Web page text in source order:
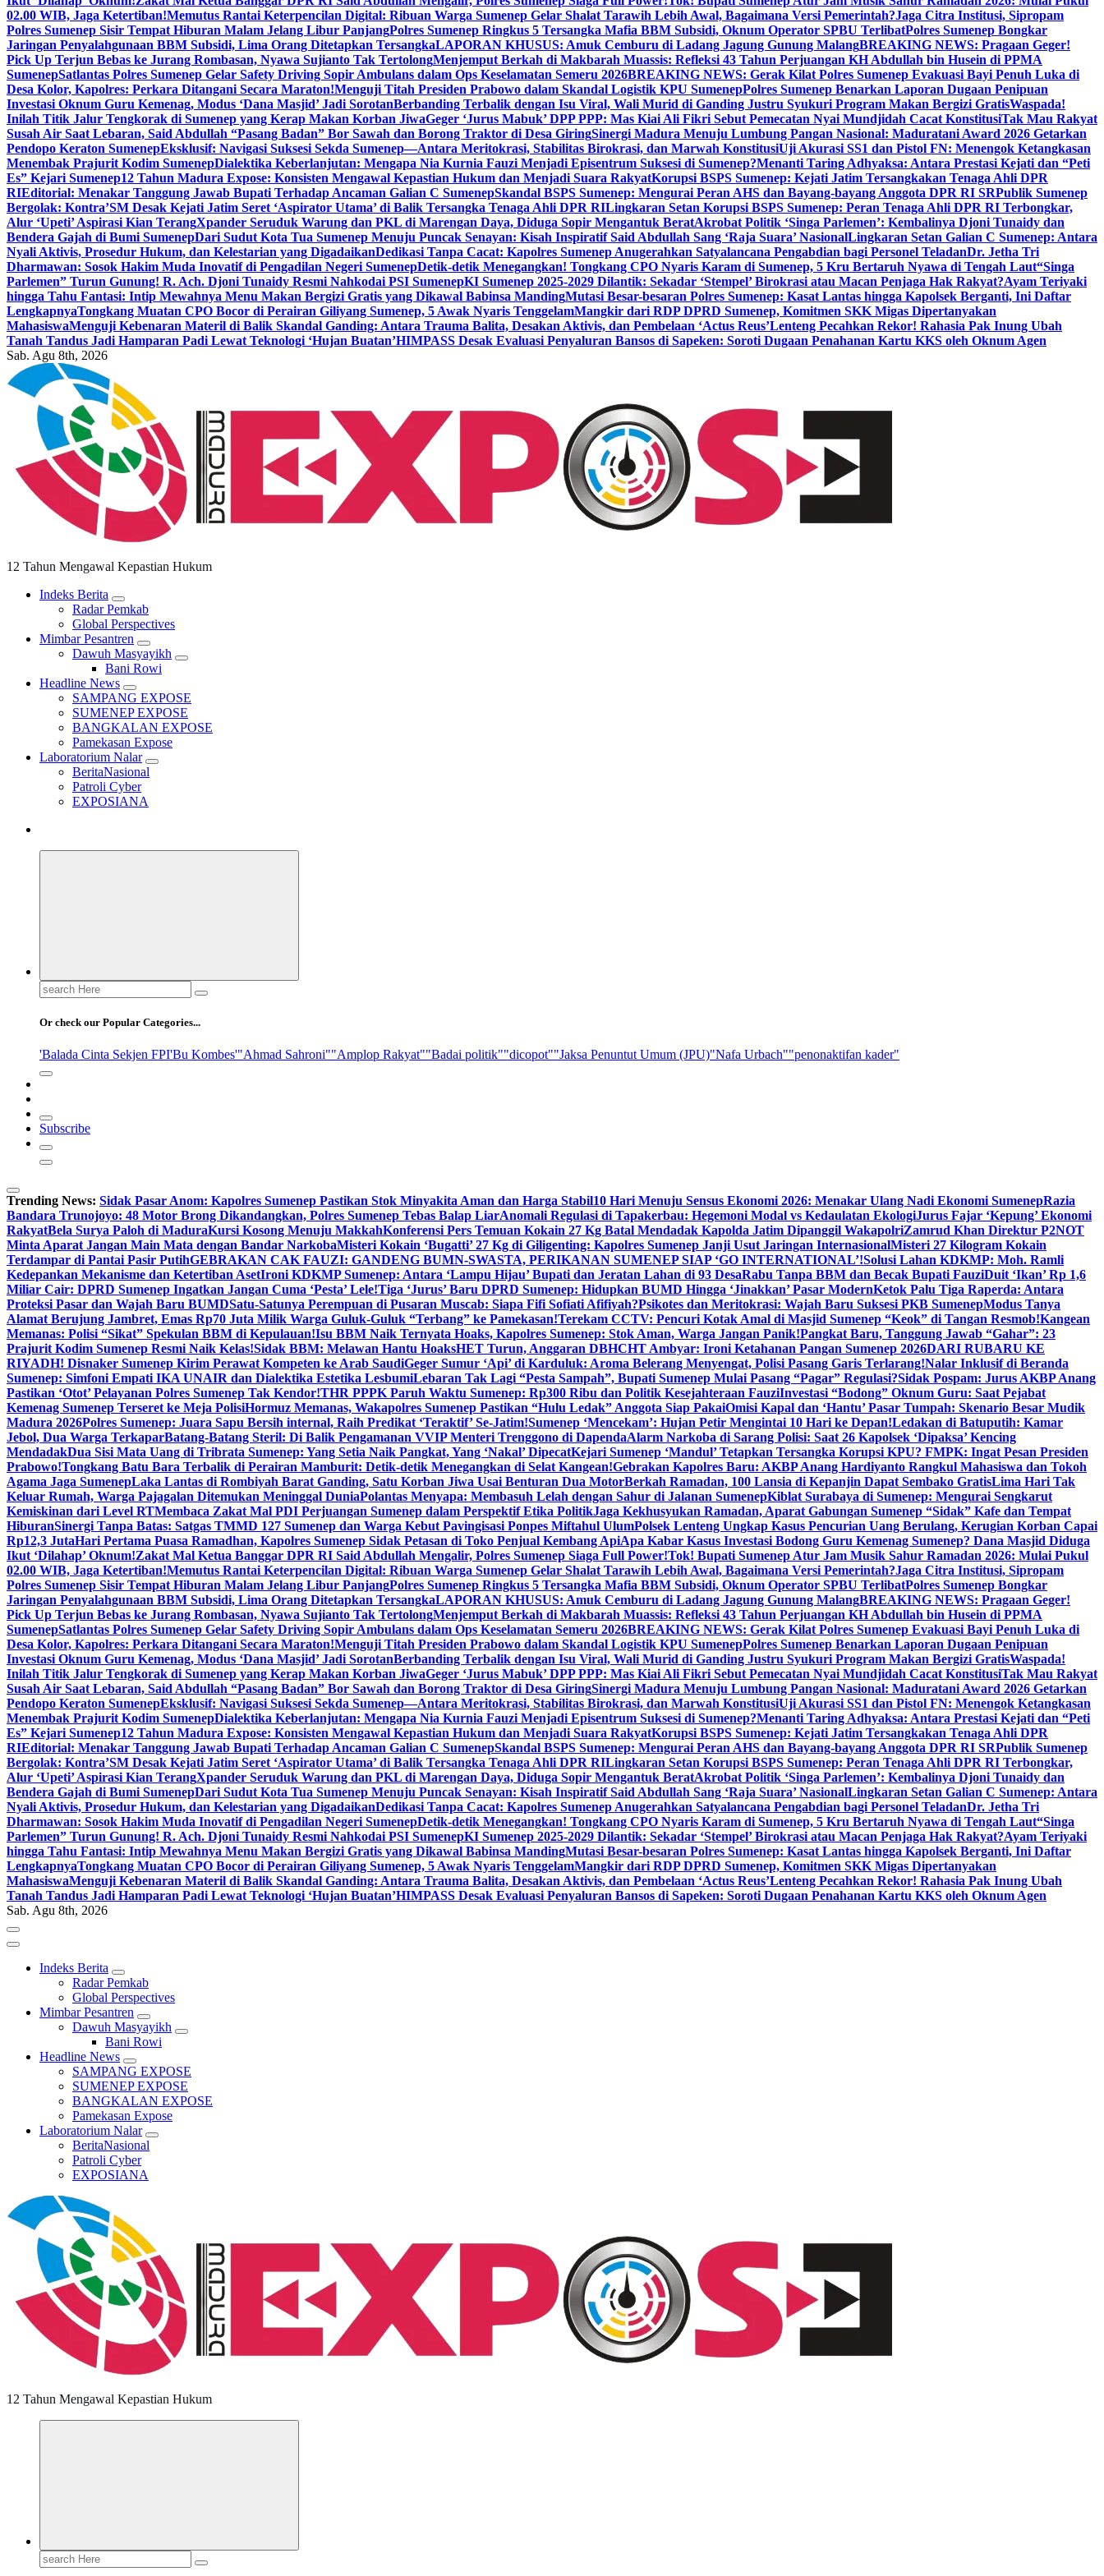
02.00 WIB, Jaga Ketertiban!Memutus Rantai Keterpencilan Digital: Ribuan Warga Sumenep Gelar Shalat Tarawih Lebih Awal, Bagaimana Versi Pemerintah?Jaga Citra Institusi, Sipropam
Polres Sumenep Sisir Tempat Hiburan Malam Jelang Libur PanjangPolres Sumenep Ringkus 5 Tersangka Mafia BBM Subsidi, Oknum Operator SPBU TerlibatPolres Sumenep Bongkar
Jaringan Penyalahgunaan BBM Subsidi, Lima Orang Ditetapkan TersangkaLAPORAN KHUSUS: Amuk Cemburu di Ladang Jagung Gunung MalangBREAKING NEWS: Pragaan Geger!
Pick Up Terjun Bebas ke Jurang Rombasan, Nyawa Sujianto Tak TertolongMenjemput Berkah di Makbarah Muassis: Refleksi 43 Tahun Perjuangan KH Abdullah bin Husein di PPMA
SumenepSatlantas Polres Sumenep Gelar Safety Driving Sopir Ambulans dalam Ops Keselamatan Semeru 2026BREAKING NEWS: Gerak Kilat Polres Sumenep Evakuasi Bayi Penuh Luka di
Desa Kolor, Kapolres: Perkara Ditangani Secara Maraton!Menguji Titah Presiden Prabowo dalam Skandal Logistik KPU SumenepPolres Sumenep Benarkan Laporan Dugaan Penipuan
Investasi Oknum Guru Kemenag, Modus ‘Dana Masjid’ Jadi SorotanBerbanding Terbalik dengan Isu Viral, Wali Murid di Ganding Justru Syukuri Program Makan Bergizi GratisWaspada!
Inilah Titik Jalur Tengkorak di Sumenep yang Kerap Makan Korban JiwaGeger ‘Jurus Mabuk’ DPP PPP: Mas Kiai Ali Fikri Sebut Pemecatan Nyai Mundjidah Cacat KonstitusiTak Mau Rakyat
Susah Air Saat Lebaran, Said Abdullah “Pasang Badan” Bor Sawah dan Borong Traktor di Desa GiringSinergi Madura Menuju Lumbung Pangan Nasional: Maduratani Award 2026 Getarkan
Pendopo Keraton SumenepEksklusif: Navigasi Suksesi Sekda Sumenep—Antara Meritokrasi, Stabilitas Birokrasi, dan Marwah KonstitusiUji Akurasi SS1 dan Pistol FN: Menengok Ketangkasan
Menembak Prajurit Kodim SumenepDialektika Keberlanjutan: Mengapa Nia Kurnia Fauzi Menjadi Episentrum Suksesi di Sumenep?Menanti Taring Adhyaksa: Antara Prestasi Kejati dan “Peti
Es” Kejari Sumenep12 Tahun Madura Expose: Konsisten Mengawal Kepastian Hukum dan Menjadi Suara RakyatKorupsi BSPS Sumenep: Kejati Jatim Tersangkakan Tenaga Ahli DPR
RIEditorial: Menakar Tanggung Jawab Bupati Terhadap Ancaman Galian C SumenepSkandal BSPS Sumenep: Mengurai Peran AHS dan Bayang-bayang Anggota DPR RI SRPublik Sumenep
Bergolak: Kontra’SM Desak Kejati Jatim Seret ‘Aspirator Utama’ di Balik Tersangka Tenaga Ahli DPR RILingkaran Setan Korupsi BSPS Sumenep: Peran Tenaga Ahli DPR RI Terbongkar,
Alur ‘Upeti’ Aspirasi Kian TerangXpander Seruduk Warung dan PKL di Marengan Daya, Diduga Sopir Mengantuk BeratAkrobat Politik ‘Singa Parlemen’: Kembalinya Djoni Tunaidy dan
Bendera Gajah di Bumi SumenepDari Sudut Kota Tua Sumenep Menuju Puncak Senayan: Kisah Inspiratif Said Abdullah Sang ‘Raja Suara’ NasionalLingkaran Setan Galian C Sumenep: Antara
Nyali Aktivis, Prosedur Hukum, dan Kelestarian yang DigadaikanDedikasi Tanpa Cacat: Kapolres Sumenep Anugerahkan Satyalancana Pengabdian bagi Personel TeladanDr. Jetha Tri
Dharmawan: Sosok Hakim Muda Inovatif di Pengadilan Negeri SumenepDetik-detik Menegangkan! Tongkang CPO Nyaris Karam di Sumenep, 5 Kru Bertaruh Nyawa di Tengah Laut“Singa
Parlemen” Turun Gunung! R. Ach. Djoni Tunaidy Resmi Nahkodai PSI SumenepKI Sumenep 2025-2029 Dilantik: Sekadar ‘Stempel’ Birokrasi atau Macan Penjaga Hak Rakyat?Ayam Teriyaki
hingga Tahu Fantasi: Intip Mewahnya Menu Makan Bergizi Gratis yang Dikawal Babinsa MandingMutasi Besar-besaran Polres Sumenep: Kasat Lantas hingga Kapolsek Berganti, Ini Daftar
LengkapnyaTongkang Muatan CPO Bocor di Perairan Giliyang Sumenep, 5 Awak Nyaris TenggelamMangkir dari RDP DPRD Sumenep, Komitmen SKK Migas Dipertanyakan
MahasiswaMenguji Kebenaran Materil di Balik Skandal Ganding: Antara Trauma Balita, Desakan Aktivis, dan Pembelaan ‘Actus Reus’Lenteng Pecahkan Rekor! Rahasia Pak Inung Ubah
Tanah Tandus Jadi Hamparan Padi Lewat Teknologi ‘Hujan Buatan’HIMPASS Desak Evaluasi Penyaluran Bansos di Sapeken: Soroti Dugaan Penahanan Kartu KKS oleh Oknum Agen
Sab. Agu 8th, 2026
12 Tahun Mengawal Kepastian Hukum
Indeks Berita
Radar Pemkab
Global Perspectives
Mimbar Pesantren
Dawuh Masyayikh
Bani Rowi
Headline News
SAMPANG EXPOSE
SUMENEP EXPOSE
BANGKALAN EXPOSE
Pamekasan Expose
Laboratorium Nalar
BeritaNasional
Patroli Cyber
EXPOSIANA
Search
for:
Or check our Popular Categories...
'Balada Cinta Sekjen FPI'Bu Kombes'"Ahmad Sahroni""Amplop Rakyat""Badai politik""dicopot""Jaksa Penuntut Umum (JPU)"Nafa Urbach""penonaktifan kader"
Subscribe
Trending News: Sidak Pasar Anom: Kapolres Sumenep Pastikan Stok Minyakita Aman dan Harga Stabil10 Hari Menuju Sensus Ekonomi 2026: Menakar Ulang Nadi Ekonomi SumenepRazia
Bandara Trunojoyo: 48 Motor Brong Dikandangkan, Polres Sumenep Tebas Balap LiarAnomali Regulasi di Tapakerbau: Hegemoni Modal vs Kedaulatan EkologiJurus Fajar ‘Kepung’ Ekonomi
RakyatBela Surya Paloh di MaduraKursi Kosong Menuju MakkahKonferensi Pers Temuan Kokain 27 Kg Batal Mendadak Kapolda Jatim Dipanggil WakapolriZamrud Khan Direktur P2NOT
Minta Aparat Jangan Main Mata dengan Bandar NarkobaMisteri Kokain ‘Bugatti’ 27 Kg di Giligenting: Kapolres Sumenep Janji Usut Jaringan InternasionalMisteri 27 Kilogram Kokain
Terdampar di Pantai Pasir PutihGEBRAKAN CAK FAUZI: GANDENG BUMN-SWASTA, PERIKANAN SUMENEP SIAP ‘GO INTERNATIONAL’!Solusi Lahan KDKMP: Moh. Ramli
Kedepankan Mekanisme dan Ketertiban AsetIroni KDKMP Sumenep: Antara ‘Lampu Hijau’ Bupati dan Jeratan Lahan di 93 DesaRabu Tanpa BBM dan Becak Bupati FauziDuit ‘Ikan’ Rp 1,6
Miliar Cair: DPRD Sumenep Ingatkan Jangan Cuma ‘Pesta’ Lele!Tiga ‘Jurus’ Baru DPRD Sumenep: Hidupkan BUMD Hingga ‘Jinakkan’ Pasar ModernKetok Palu Tiga Raperda: Antara
Proteksi Pasar dan Wajah Baru BUMDSatu-Satunya Perempuan di Pusaran Muscab: Siapa Fifi Sofiati Afifiyah?Psikotes dan Meritokrasi: Wajah Baru Suksesi PKB SumenepModus Tanya
Alamat Berujung Jambret, Emas Rp70 Juta Milik Warga Guluk-Guluk “Terbang” ke Pamekasan!Terekam CCTV: Pencuri Kotak Amal di Masjid Sumenep “Keok” di Tangan Resmob!Kangean
Memanas: Polisi “Sikat” Spekulan BBM di Kepulauan!Isu BBM Naik Ternyata Hoaks, Kapolres Sumenep: Stok Aman, Warga Jangan Panik!Pangkat Baru, Tanggung Jawab “Gahar”: 23
Prajurit Kodim Sumenep Resmi Naik Kelas!Sidak BBM: Melawan Hantu HoaksHET Turun, Anggaran DBHCHT Ambyar: Ironi Ketahanan Pangan Sumenep 2026DARI RUBARU KE
RIYADH! Disnaker Sumenep Kirim Perawat Kompeten ke Arab SaudiGeger Sumur ‘Api’ di Karduluk: Aroma Belerang Menyengat, Polisi Pasang Garis Terlarang!Nalar Inklusif di Beranda
Sumenep: Simfoni Empati IKA UNAIR dan Dialektika Estetika LesbumiLebaran Tak Lagi “Pesta Sampah”, Bupati Sumenep Mulai Pasang “Pagar” Regulasi?Sidak Pospam: Jurus AKBP Anang
Pastikan ‘Otot’ Pelayanan Polres Sumenep Tak Kendor!THR PPPK Paruh Waktu Sumenep: Rp300 Ribu dan Politik Kesejahteraan FauziInvestasi “Bodong” Oknum Guru: Saat Pejabat
Kemenag Sumenep Terseret ke Meja PolisiHormuz Memanas, Wakapolres Sumenep Pastikan “Hulu Ledak” Anggota Siap PakaiOmisi Kapal dan ‘Hantu’ Pasar Tumpah: Skenario Besar Mudik
Madura 2026Polres Sumenep: Juara Sapu Bersih internal, Raih Predikat ‘Teraktif’ Se-Jatim!Sumenep ‘Mencekam’: Hujan Petir Mengintai 10 Hari ke Depan!Ledakan di Batuputih: Kamar
Jebol, Dua Warga TerkaparBatang-Batang Steril: Di Balik Pengamanan VVIP Menteri Trenggono di DapendaAlarm Narkoba di Sarang Polisi: Saat 26 Kapolsek ‘Dipaksa’ Kencing
MendadakDua Sisi Mata Uang di Tribrata Sumenep: Yang Setia Naik Pangkat, Yang ‘Nakal’ DipecatKejari Sumenep ‘Mandul’ Tetapkan Tersangka Korupsi KPU? FMPK: Ingat Pesan Presiden
Prabowo!Tongkang Batu Bara Terbalik di Perairan Mamburit: Detik-detik Menegangkan di Selat Kangean!Gebrakan Kapolres Baru: AKBP Anang Hardiyanto Rangkul Mahasiswa dan Tokoh
Agama Jaga SumenepLaka Lantas di Rombiyah Barat Ganding, Satu Korban Jiwa Usai Benturan Dua MotorBerkah Ramadan, 100 Lansia di Kepanjin Dapat Sembako GratisLima Hari Tak
Keluar Rumah, Warga Pajagalan Ditemukan Meninggal DuniaPolantas Menyapa: Membasuh Lelah dengan Sahur di Jalanan SumenepKiblat Surabaya di Sumenep: Mengurai Sengkarut
Kemiskinan dari Level RTMembaca Zakat Mal PDI Perjuangan Sumenep dalam Perspektif Etika PolitikJaga Kekhusyukan Ramadan, Aparat Gabungan Sumenep “Sidak” Kafe dan Tempat
HiburanSinergi Tanpa Batas: Satgas TMMD 127 Sumenep dan Warga Kebut Pavingisasi Ponpes Miftahul UlumPolsek Lenteng Ungkap Kasus Pencurian Uang Berulang, Kerugian Korban Capai
Rp12,3 JutaHari Pertama Puasa Ramadhan, Kapolres Sumenep Sidak Petasan di Toko Penjual Kembang ApiApa Kabar Kasus Investasi Bodong Guru Kemenag Sumenep? Dana Masjid Diduga
Ikut ‘Dilahap’ Oknum!Zakat Mal Ketua Banggar DPR RI Said Abdullah Mengalir, Polres Sumenep Siaga Full Power!Tok! Bupati Sumenep Atur Jam Musik Sahur Ramadan 2026: Mulai Pukul
02.00 WIB, Jaga Ketertiban!Memutus Rantai Keterpencilan Digital: Ribuan Warga Sumenep Gelar Shalat Tarawih Lebih Awal, Bagaimana Versi Pemerintah?Jaga Citra Institusi, Sipropam
Polres Sumenep Sisir Tempat Hiburan Malam Jelang Libur PanjangPolres Sumenep Ringkus 5 Tersangka Mafia BBM Subsidi, Oknum Operator SPBU TerlibatPolres Sumenep Bongkar
Jaringan Penyalahgunaan BBM Subsidi, Lima Orang Ditetapkan TersangkaLAPORAN KHUSUS: Amuk Cemburu di Ladang Jagung Gunung MalangBREAKING NEWS: Pragaan Geger!
Pick Up Terjun Bebas ke Jurang Rombasan, Nyawa Sujianto Tak TertolongMenjemput Berkah di Makbarah Muassis: Refleksi 43 Tahun Perjuangan KH Abdullah bin Husein di PPMA
SumenepSatlantas Polres Sumenep Gelar Safety Driving Sopir Ambulans dalam Ops Keselamatan Semeru 2026BREAKING NEWS: Gerak Kilat Polres Sumenep Evakuasi Bayi Penuh Luka di
Desa Kolor, Kapolres: Perkara Ditangani Secara Maraton!Menguji Titah Presiden Prabowo dalam Skandal Logistik KPU SumenepPolres Sumenep Benarkan Laporan Dugaan Penipuan
Investasi Oknum Guru Kemenag, Modus ‘Dana Masjid’ Jadi SorotanBerbanding Terbalik dengan Isu Viral, Wali Murid di Ganding Justru Syukuri Program Makan Bergizi GratisWaspada!
Inilah Titik Jalur Tengkorak di Sumenep yang Kerap Makan Korban JiwaGeger ‘Jurus Mabuk’ DPP PPP: Mas Kiai Ali Fikri Sebut Pemecatan Nyai Mundjidah Cacat KonstitusiTak Mau Rakyat
Susah Air Saat Lebaran, Said Abdullah “Pasang Badan” Bor Sawah dan Borong Traktor di Desa GiringSinergi Madura Menuju Lumbung Pangan Nasional: Maduratani Award 2026 Getarkan
Pendopo Keraton SumenepEksklusif: Navigasi Suksesi Sekda Sumenep—Antara Meritokrasi, Stabilitas Birokrasi, dan Marwah KonstitusiUji Akurasi SS1 dan Pistol FN: Menengok Ketangkasan
Menembak Prajurit Kodim SumenepDialektika Keberlanjutan: Mengapa Nia Kurnia Fauzi Menjadi Episentrum Suksesi di Sumenep?Menanti Taring Adhyaksa: Antara Prestasi Kejati dan “Peti
Es” Kejari Sumenep12 Tahun Madura Expose: Konsisten Mengawal Kepastian Hukum dan Menjadi Suara RakyatKorupsi BSPS Sumenep: Kejati Jatim Tersangkakan Tenaga Ahli DPR
RIEditorial: Menakar Tanggung Jawab Bupati Terhadap Ancaman Galian C SumenepSkandal BSPS Sumenep: Mengurai Peran AHS dan Bayang-bayang Anggota DPR RI SRPublik Sumenep
Bergolak: Kontra’SM Desak Kejati Jatim Seret ‘Aspirator Utama’ di Balik Tersangka Tenaga Ahli DPR RILingkaran Setan Korupsi BSPS Sumenep: Peran Tenaga Ahli DPR RI Terbongkar,
Alur ‘Upeti’ Aspirasi Kian TerangXpander Seruduk Warung dan PKL di Marengan Daya, Diduga Sopir Mengantuk BeratAkrobat Politik ‘Singa Parlemen’: Kembalinya Djoni Tunaidy dan
Bendera Gajah di Bumi SumenepDari Sudut Kota Tua Sumenep Menuju Puncak Senayan: Kisah Inspiratif Said Abdullah Sang ‘Raja Suara’ NasionalLingkaran Setan Galian C Sumenep: Antara
Nyali Aktivis, Prosedur Hukum, dan Kelestarian yang DigadaikanDedikasi Tanpa Cacat: Kapolres Sumenep Anugerahkan Satyalancana Pengabdian bagi Personel TeladanDr. Jetha Tri
Dharmawan: Sosok Hakim Muda Inovatif di Pengadilan Negeri SumenepDetik-detik Menegangkan! Tongkang CPO Nyaris Karam di Sumenep, 5 Kru Bertaruh Nyawa di Tengah Laut“Singa
Parlemen” Turun Gunung! R. Ach. Djoni Tunaidy Resmi Nahkodai PSI SumenepKI Sumenep 2025-2029 Dilantik: Sekadar ‘Stempel’ Birokrasi atau Macan Penjaga Hak Rakyat?Ayam Teriyaki
hingga Tahu Fantasi: Intip Mewahnya Menu Makan Bergizi Gratis yang Dikawal Babinsa MandingMutasi Besar-besaran Polres Sumenep: Kasat Lantas hingga Kapolsek Berganti, Ini Daftar
LengkapnyaTongkang Muatan CPO Bocor di Perairan Giliyang Sumenep, 5 Awak Nyaris TenggelamMangkir dari RDP DPRD Sumenep, Komitmen SKK Migas Dipertanyakan
MahasiswaMenguji Kebenaran Materil di Balik Skandal Ganding: Antara Trauma Balita, Desakan Aktivis, dan Pembelaan ‘Actus Reus’Lenteng Pecahkan Rekor! Rahasia Pak Inung Ubah
Tanah Tandus Jadi Hamparan Padi Lewat Teknologi ‘Hujan Buatan’HIMPASS Desak Evaluasi Penyaluran Bansos di Sapeken: Soroti Dugaan Penahanan Kartu KKS oleh Oknum Agen
Sab. Agu 8th, 2026
Indeks Berita
Radar Pemkab
Global Perspectives
Mimbar Pesantren
Dawuh Masyayikh
Bani Rowi
Headline News
SAMPANG EXPOSE
SUMENEP EXPOSE
BANGKALAN EXPOSE
Pamekasan Expose
Laboratorium Nalar
BeritaNasional
Patroli Cyber
EXPOSIANA
12 Tahun Mengawal Kepastian Hukum
Search
for: